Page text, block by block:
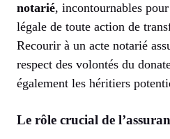
notarié, incontournables
légale de toute action de
Recourir à un acte notarié
respect des volontés du
également les héritiers
Le rôle crucial de